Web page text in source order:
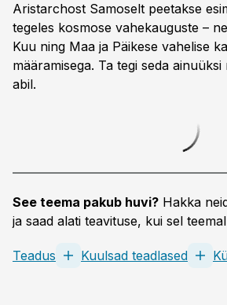
Aristarchost Samoselt peetakse
tegeles kosmose vahekauguste –
Kuu ning Maa ja Päikese vahelise
määramisega. Ta tegi seda
abil.
See teema pakub huvi? Hakka
ja saad alati teavituse, kui sel
Teadus Kuulsad teadlased